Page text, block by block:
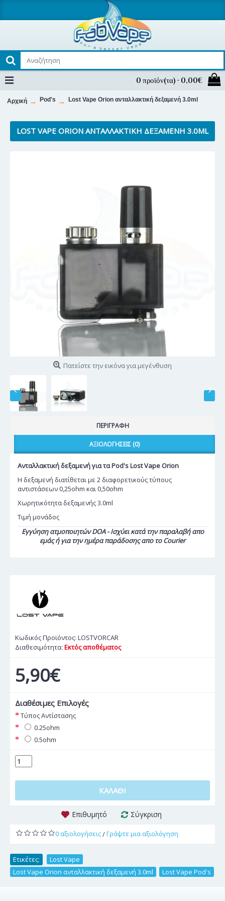
0 προϊόν(τα) - 0,00€
Αρχική Pod's Lost Vape Orion ανταλλακτική δεξαμενή 3.0ml
LOST VAPE ORION ΑΝΤΑΛΛΑΚΤΙΚΉ ΔΕΞΑΜΕΝΉ 3.0ML
Πατείστε την εικόνα για μεγένθυση
ΠΕΡΙΓΡΑΦΉ
ΑΞΙΟΛΟΓΉΣΕΙΣ (0)
Ανταλλακτική δεξαμενή για τα Pod's Lost Vape Orion
Η δεξαμενή διατίθεται με 2 διαφορετικούς τύπους
αντιστάσεων 0,25ohm και 0,50ohm
Χωρητικότητα δεξαμενής 3.0ml
Τιμή μονάδος
Εγγύηση ατμοποιητών DOA - Ισχύει κατά την παραλαβή απο
εμάς ή για την ημέρα παράδοσης απο το Courier
Κωδικός Προϊόντος: LOSTVORCAR
Διαθεσιμότητα: Εκτός αποθέματος
5,90€
Διαθέσιμες Επιλογές
Τύπος Αντίστασης
0.25ohm
0.5ohm
ΚΑΛΆΘΙ
Επιθυμητό Σύγκριση
0 αξιολογήσεις/Γράψτε μια αξιολόγηση
Ετικέτες: Lost Vape
Lost Vape Orion ανταλλακτική δεξαμενή 3.0ml
Lost Vape Pod's